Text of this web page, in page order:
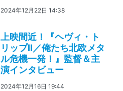
2024年12月22日 14:38
上映間近！『ヘヴィ・ト
リップⅡ／俺たち北欧メタ
ル危機一発！』監督＆主
演インタビュー
2024年12月16日 19:44